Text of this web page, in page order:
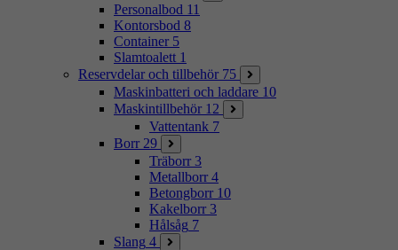
Personalbod 11
Kontorsbod 8
Container 5
Slamtoalett 1
Reservdelar och tillbehör 75
Maskinbatteri och laddare 10
Maskintillbehör 12
Vattentank 7
Borr 29
Träborr 3
Metallborr 4
Betongborr 10
Kakelborr 3
Hålsåg 7
Slang 4